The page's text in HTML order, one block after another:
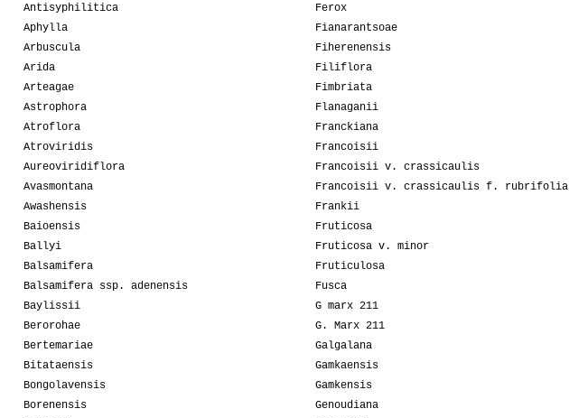
Antisyphilitica
Aphylla
Arbuscula
Arida
Arteagae
Astrophora
Atroflora
Atroviridis
Aureoviridiflora
Avasmontana
Awashensis
Baioensis
Ballyi
Balsamifera
Balsamifera ssp. adenensis
Baylissii
Berorohae
Bertemariae
Bitataensis
Bongolavensis
Borenensis
Ferox
Fianarantsoae
Fiherenensis
Filiflora
Fimbriata
Flanaganii
Franckiana
Francoisii
Francoisii v. crassicaulis
Francoisii v. crassicaulis f. rubrifolia
Frankii
Fruticosa
Fruticosa v. minor
Fruticulosa
Fusca
G marx 211
G. Marx 211
Galgalana
Gamkaensis
Gamkensis
Genoudiana